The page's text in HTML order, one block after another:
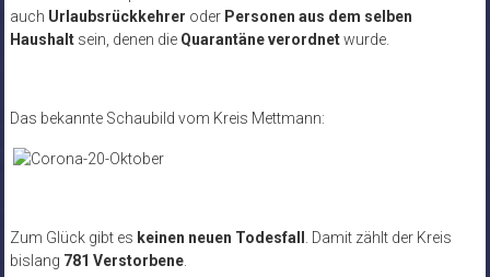
auch Urlaubsrückkehrer oder Personen aus dem selben
Haushaltsein, denen die Quarantäne verordnetwurde.
Das bekannte Schaubild vom Kreis Mettmann:
Zum Glück gibt es keinen neuen Todesfall
. Damit zählt der Kreis
bislang 781 Verstorbene.